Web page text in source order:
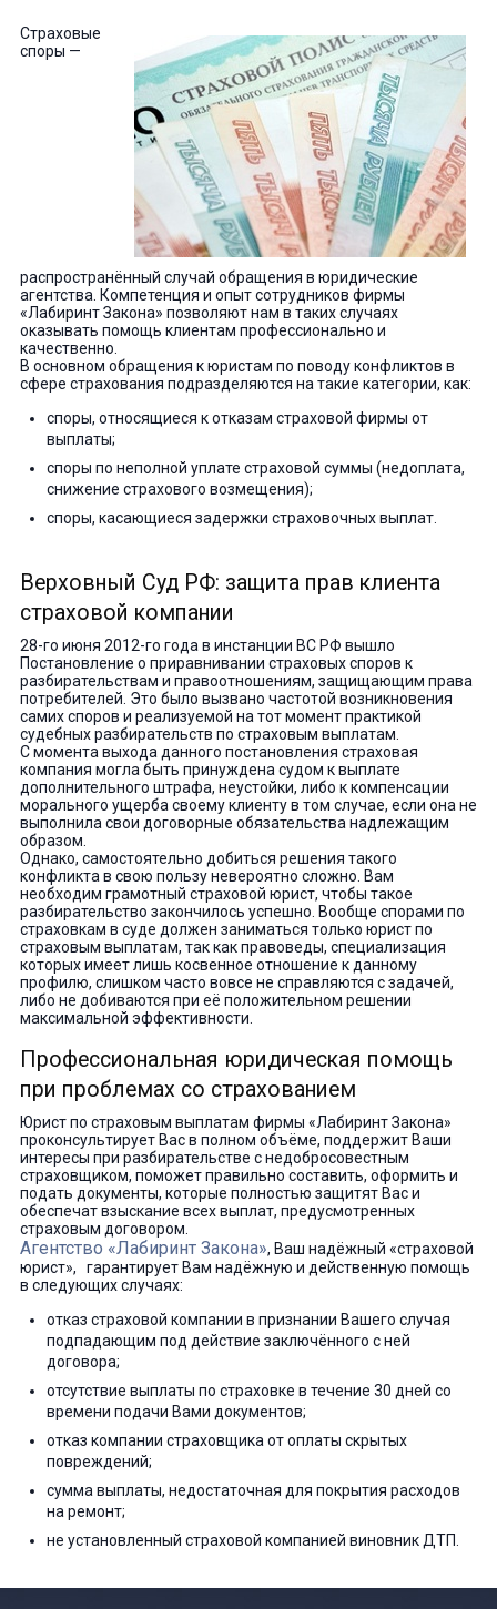
Страховые
споры —
распространённый случай обращения в юридические
агентства. Компетенция и опыт сотрудников фирмы
«Лабиринт Закона» позволяют нам в таких случаях
оказывать помощь клиентам профессионально и
качественно.
В основном обращения к юристам по поводу конфликтов в
сфере страхования подразделяются на такие категории, как:
споры, относящиеся к отказам страховой фирмы от
выплаты;
споры по неполной уплате страховой суммы (недоплата,
снижение страхового возмещения);
споры, касающиеся задержки страховочных выплат.
Верховный Суд РФ: защита прав клиента
страховой компании
28-го июня 2012-го года в инстанции ВС РФ вышло
Постановление о приравнивании страховых споров к
разбирательствам и правоотношениям, защищающим права
потребителей. Это было вызвано частотой возникновения
самих споров и реализуемой на тот момент практикой
судебных разбирательств по страховым выплатам.
С момента выхода данного постановления страховая
компания могла быть принуждена судом к выплате
дополнительного штрафа, неустойки, либо к компенсации
морального ущерба своему клиенту в том случае, если она не
выполнила свои договорные обязательства надлежащим
образом.
Однако, самостоятельно добиться решения такого
конфликта в свою пользу невероятно сложно. Вам
необходим грамотный страховой юрист, чтобы такое
разбирательство закончилось успешно. Вообще спорами по
страховкам в суде должен заниматься только юрист по
страховым выплатам, так как правоведы, специализация
которых имеет лишь косвенное отношение к данному
профилю, слишком часто вовсе не справляются с задачей,
либо не добиваются при её положительном решении
максимальной эффективности.
Профессиональная юридическая помощь
при проблемах со страхованием
Юрист по страховым выплатам фирмы «Лабиринт Закона»
проконсультирует Вас в полном объёме, поддержит Ваши
интересы при разбирательстве с недобросовестным
страховщиком, поможет правильно составить, оформить и
подать документы, которые полностью защитят Вас и
обеспечат взыскание всех выплат, предусмотренных
страховым договором.
Агентство «Лабиринт Закона», Ваш надёжный «страховой
юрист», гарантирует Вам надёжную и действенную помощь
в следующих случаях:
отказ страховой компании в признании Вашего случая
подпадающим под действие заключённого с ней
договора;
отсутствие выплаты по страховке в течение 30 дней со
времени подачи Вами документов;
отказ компании страховщика от оплаты скрытых
повреждений;
сумма выплаты, недостаточная для покрытия расходов
на ремонт;
не установленный страховой компанией виновник ДТП.